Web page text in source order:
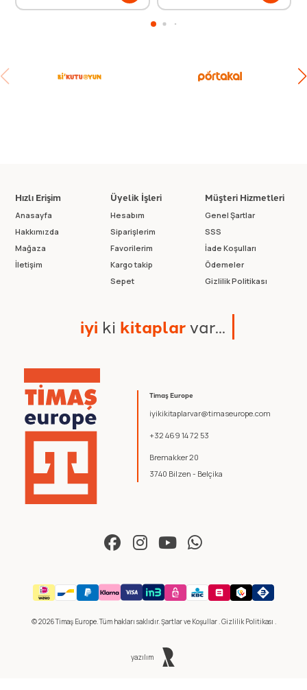
Timaş Europe
iyikikitaplarvar@timaseurope.com
+32 469 14 72 53
Bremakker 20
3740 Bilzen - Belçika
Hızlı Erişim
Anasayfa
Hakkımızda
Mağaza
İletişim
Üyelik İşleri
Hesabım
Siparişlerim
Favorilerim
Kargo takip
Sepet
Müşteri Hizmetleri
Genel Şartlar
SSS
İade Koşulları
Ödemeler
Gizlilik Politikası
iyi ki kitaplarvar...
© 2026 Timaş Europe. Tüm hakları saklıdır.Şartlar ve Koşullar.Gizlilik Politikası .
yazılım